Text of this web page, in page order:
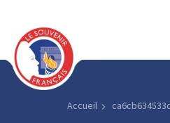
Accueil